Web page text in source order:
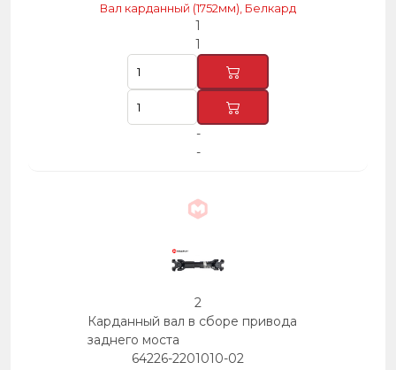
Вал карданный (1752мм), Белкард
1
1
-
-
2
Карданный вал в сборе привода
заднего моста
64226-2201010-02